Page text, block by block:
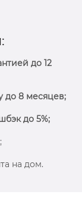
до 12
до 8 месяцев;
до 5%;
на дом.